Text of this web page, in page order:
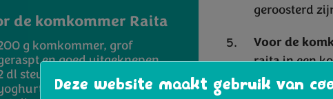
de komkommer Raita
g komkommer, grof
en goed uitgeknepen
dl stevige plantaardige
geroosterd
Voor de
raita in een
Serveren:
Deze website maakt gebruik van